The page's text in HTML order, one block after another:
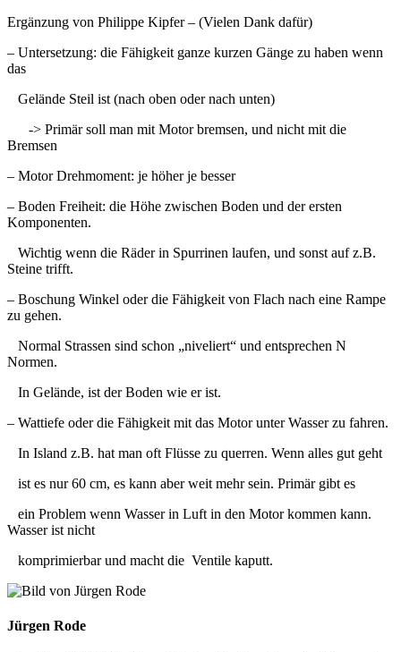
Ergänzung von Philippe Kipfer – (Vielen Dank dafür)
– Untersetzung: die Fähigkeit ganze kurzen Gänge zu haben wenn
das
Gelände Steil ist (nach oben oder nach unten)
-> Primär soll man mit Motor bremsen, und nicht mit die
Bremsen
– Motor Drehmoment: je höher je besser
– Boden Freiheit: die Höhe zwischen Boden und der ersten
Komponenten.
Wichtig wenn die Räder in Spurrinen laufen, und sonst auf z.B.
Steine trifft.
– Boschung Winkel oder die Fähigkeit von Flach nach eine Rampe
zu gehen.
Normal Strassen sind schon „niveliert“ und entsprechen N
Normen.
In Gelände, ist der Boden wie er ist.
– Wattiefe oder die Fähigkeit mit das Motor unter Wasser zu fahren.
In Island z.B. hat man oft Flüsse zu querren. Wenn alles gut geht
ist es nur 60 cm, es kann aber weit mehr sein. Primär gibt es
ein Problem wenn Wasser in Luft in den Motor kommen kann.
Wasser ist nicht
komprimierbar und macht die Ventile kaputt.
Jürgen Rode